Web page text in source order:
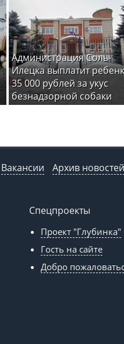
Администрация Соль-
Илецка выплатит
35 000 рублей за укус
безнадзорной собаки
Вакансии Архив новостей
Спецпроекты
Проект "Глубинка"
Гость на сайте
Добро